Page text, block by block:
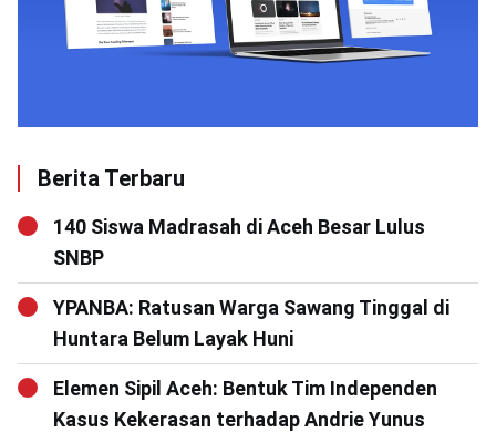
Berita Terbaru
140 Siswa Madrasah di Aceh Besar Lulus
SNBP
YPANBA: Ratusan Warga Sawang Tinggal di
Huntara Belum Layak Huni
Elemen Sipil Aceh: Bentuk Tim Independen
Kasus Kekerasan terhadap Andrie Yunus